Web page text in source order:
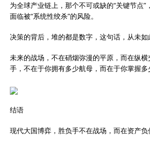
为全球产业链上，那个不可或缺的“关键节点”
面临被“系统性绞杀”的风险。
决策的背后，堆的都是数字，这句话，从未如
未来的战场，不在硝烟弥漫的平原，而在纵
手，不在于你拥有多少航母，而在于你掌握多
结语
现代大国博弈，胜负手不在战场，而在资产负